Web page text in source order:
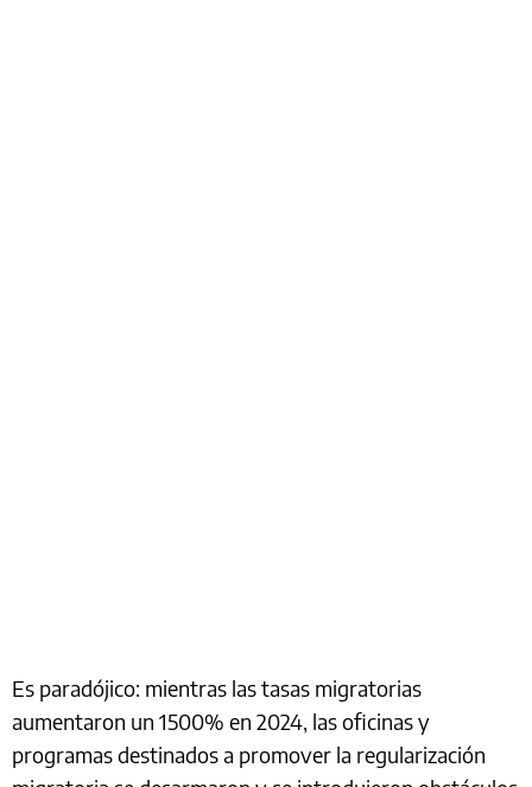
Es paradójico: mientras las tasas migratorias
aumentaron un 1500% en 2024, las oficinas y
programas destinados a promover la regularización